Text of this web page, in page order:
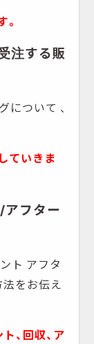
注する販
について 、
ていきま
フター
ト アフタ
をお伝え
、回収、ア